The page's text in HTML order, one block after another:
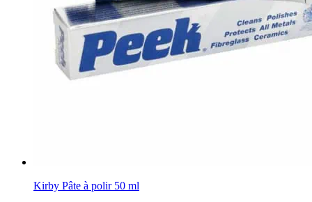
Kirby Pâte à polir 50 ml